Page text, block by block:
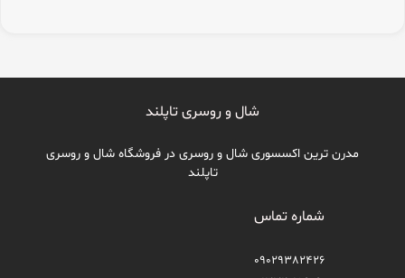
شال و روسری تاپلند
مدرن ترین اکسسوری شال و روسری در فروشگاه شال و روسری
تاپلند
شماره تماس
09029382426